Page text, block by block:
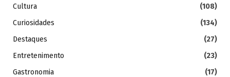
Cultura
(108)
Curiosidades
(134)
Destaques
(27)
Entretenimento
(23)
Gastronomia
(17)